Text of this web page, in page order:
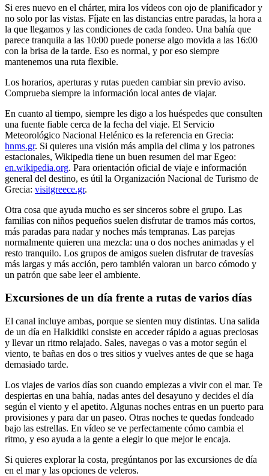
Si eres nuevo en el chárter, mira los vídeos con ojo de planificador y
no solo por las vistas. Fíjate en las distancias entre paradas, la hora a
la que llegamos y las condiciones de cada fondeo. Una bahía que
parece tranquila a las 10:00 puede ponerse algo movida a las 16:00
con la brisa de la tarde. Eso es normal, y por eso siempre
mantenemos una ruta flexible.
Los horarios, aperturas y rutas pueden cambiar sin previo aviso.
Comprueba siempre la información local antes de viajar.
En cuanto al tiempo, siempre les digo a los huéspedes que consulten
una fuente fiable cerca de la fecha del viaje. El Servicio
Meteorológico Nacional Helénico es la referencia en Grecia:
hnms.gr. Si quieres una visión más amplia del clima y los patrones
estacionales, Wikipedia tiene un buen resumen del mar Egeo:
en.wikipedia.org. Para orientación oficial de viaje e información
general del destino, es útil la Organización Nacional de Turismo de
Grecia: visitgreece.gr.
Otra cosa que ayuda mucho es ser sinceros sobre el grupo. Las
familias con niños pequeños suelen disfrutar de tramos más cortos,
más paradas para nadar y noches más tempranas. Las parejas
normalmente quieren una mezcla: una o dos noches animadas y el
resto tranquilo. Los grupos de amigos suelen disfrutar de travesías
más largas y más acción, pero también valoran un barco cómodo y
un patrón que sabe leer el ambiente.
Excursiones de un día frente a rutas de varios días
El canal incluye ambas, porque se sienten muy distintas. Una salida
de un día en Halkidiki consiste en acceder rápido a aguas preciosas
y llevar un ritmo relajado. Sales, navegas o vas a motor según el
viento, te bañas en dos o tres sitios y vuelves antes de que se haga
demasiado tarde.
Los viajes de varios días son cuando empiezas a vivir con el mar. Te
despiertas en una bahía, nadas antes del desayuno y decides el día
según el viento y el apetito. Algunas noches entras en un puerto para
provisiones y para dar un paseo. Otras noches te quedas fondeado
bajo las estrellas. En vídeo se ve perfectamente cómo cambia el
ritmo, y eso ayuda a la gente a elegir lo que mejor le encaja.
Si quieres explorar la costa, pregúntanos por las excursiones de día
en el mar y las opciones de veleros.